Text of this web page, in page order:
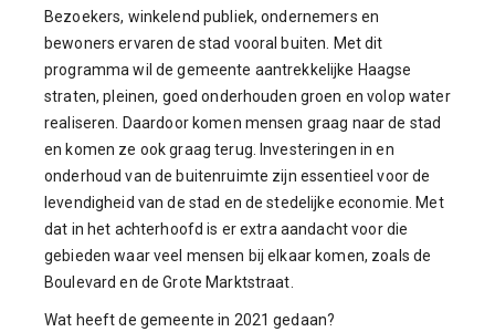
Bezoekers, winkelend publiek, ondernemers en
bewoners ervaren de stad vooral buiten. Met dit
programma wil de gemeente aantrekkelijke Haagse
straten, pleinen, goed onderhouden groen en volop water
realiseren. Daardoor komen mensen graag naar de stad
en komen ze ook graag terug. Investeringen in en
onderhoud van de buitenruimte zijn essentieel voor de
levendigheid van de stad en de stedelijke economie. Met
dat in het achterhoofd is er extra aandacht voor die
gebieden waar veel mensen bij elkaar komen, zoals de
Boulevard en de Grote Marktstraat.
Wat heeft de gemeente in 2021 gedaan?